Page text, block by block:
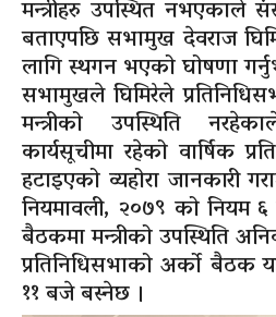
मन्त्रीहरु उपस्थित
बताएपछि सभामुख देवराज
लागि स्थगन भएको घोषणा
सभामुखले घिमिरेले
मन्त्रीको उपस्थिति
कार्यसूचीमा रहेको वार्षिक
हटाइएको व्यहोरा जानकारी
नियमावली, २०७९ को नियम
बैठकमा मन्त्रीको उपस्थिति
प्रतिनिधिसभाको अर्को बैठक
११ बजे बस्नेछ ।